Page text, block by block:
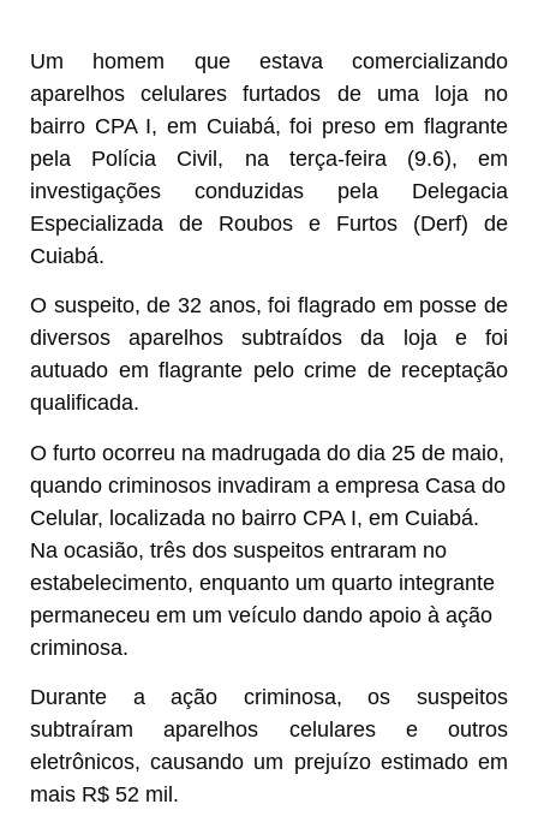
Um homem que estava comercializando
aparelhos celulares furtados de uma loja no
bairro CPA I, em Cuiabá, foi preso em flagrante
pela Polícia Civil, na terça-feira (9.6), em
investigações conduzidas pela Delegacia
Especializada de Roubos e Furtos (Derf) de
Cuiabá.
O suspeito, de 32 anos, foi flagrado em posse de
diversos aparelhos subtraídos da loja e foi
autuado em flagrante pelo crime de receptação
qualificada.
O furto ocorreu na madrugada do dia 25 de maio,
quando criminosos invadiram a empresa Casa do
Celular, localizada no bairro CPA I, em Cuiabá.
Na ocasião, três dos suspeitos entraram no
estabelecimento, enquanto um quarto integrante
permaneceu em um veículo dando apoio à ação
criminosa.
Durante a ação criminosa, os suspeitos
subtraíram aparelhos celulares e outros
eletrônicos, causando um prejuízo estimado em
mais R$ 52 mil.